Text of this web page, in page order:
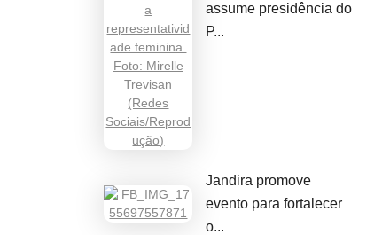
assume presidência do
P...
Jandira promove
evento para fortalecer
o...